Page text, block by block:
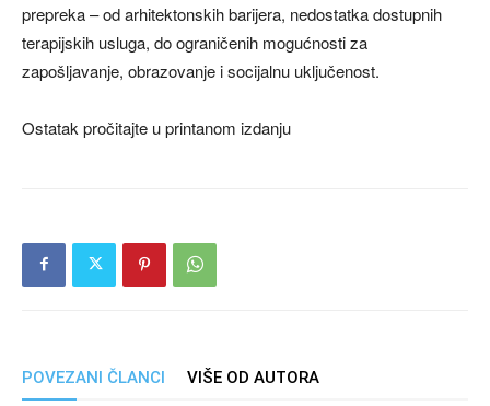
prepreka – od arhitektonskih barijera, nedostatka dostupnih
terapijskih usluga, do ograničenih mogućnosti za
zapošljavanje, obrazovanje i socijalnu uključenost.
Ostatak pročitajte u printanom izdanju
POVEZANI ČLANCI VIŠE OD AUTORA